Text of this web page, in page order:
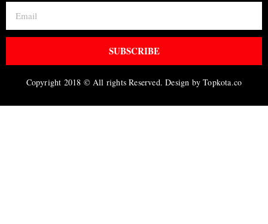
SUBSCRIBE
Copyright 2018 © All rights Reserved. Design by Topkota.co